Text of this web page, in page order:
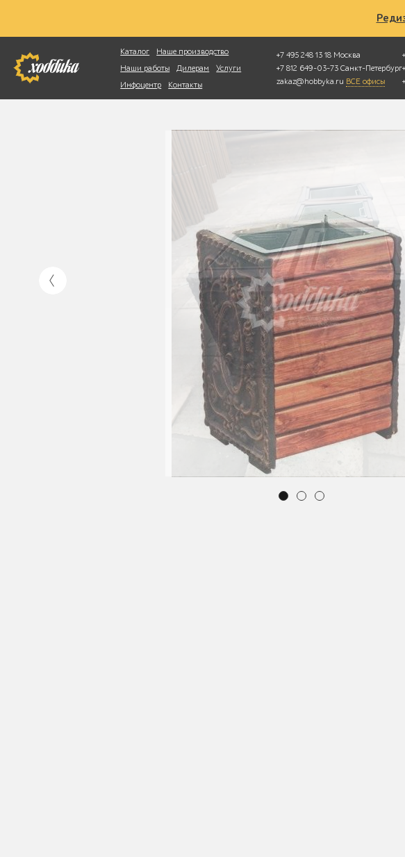
Каталог
Наше производство
Наши работы
Дилерам
Услуги
Инфоцентр
Контакты
+7 495 248 13 18 Москва
+7 812 649-03-73 Санкт-Петербург
zakaz@hobbyka.ru ВСЕ офисы
Фотопоиск